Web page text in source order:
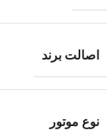
اصالت برند
نوع موتور